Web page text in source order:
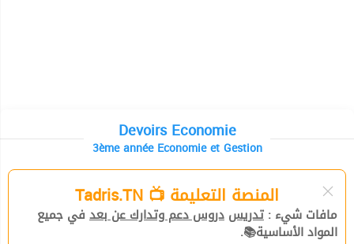
Devoirs Economie
3ème année Economie et Gestion
المنصة التعليمة 📺 Tadris.TN
مافات شيء : تدريس دروس دعم وتدارك عن بعد في جميع
المواد الأساسية📚.